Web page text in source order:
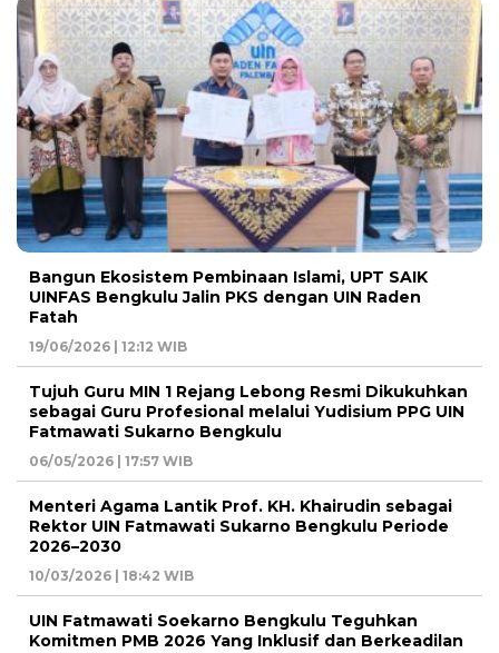
Bangun Ekosistem Pembinaan Islami, UPT SAIK
UINFAS Bengkulu Jalin PKS dengan UIN Raden
Fatah
19/06/2026 | 12:12 WIB
Tujuh Guru MIN 1 Rejang Lebong Resmi Dikukuhkan
sebagai Guru Profesional melalui Yudisium PPG UIN
Fatmawati Sukarno Bengkulu
06/05/2026 | 17:57 WIB
Menteri Agama Lantik Prof. KH. Khairudin sebagai
Rektor UIN Fatmawati Sukarno Bengkulu Periode
2026–2030
10/03/2026 | 18:42 WIB
UIN Fatmawati Soekarno Bengkulu Teguhkan
Komitmen PMB 2026 Yang Inklusif dan Berkeadilan